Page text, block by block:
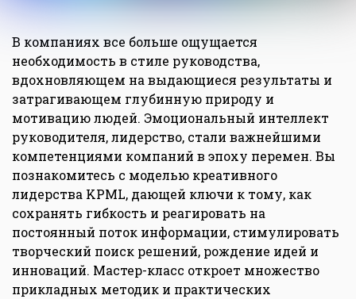
В компаниях все больше ощущается
необходимость в стиле руководства,
вдохновляющем на выдающиеся результаты и
затрагивающем глубинную природу и
мотивацию людей. Эмоциональный интеллект
руководителя, лидерство, стали важнейшими
компетенциями компаний в эпоху перемен. Вы
познакомитесь с моделью креативного
лидерства KPML, дающей ключи к тому, как
сохранять гибкость и реагировать на
постоянный поток информации, стимулировать
творческий поиск решений, рождение идей и
инноваций. Мастер-класс откроет множество
прикладных методик и практических